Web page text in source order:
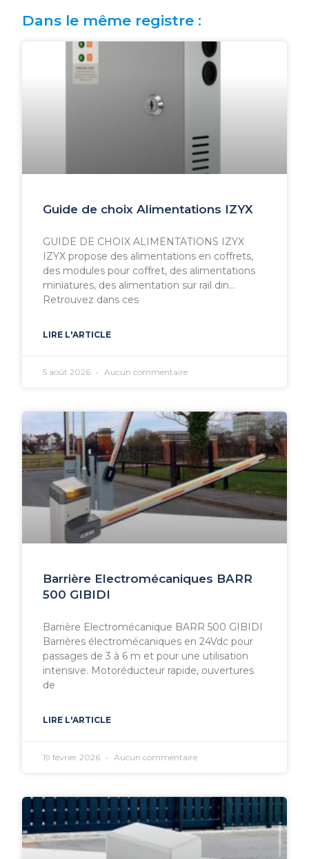
Dans le même registre :
Guide de choix Alimentations IZYX
GUIDE DE CHOIX ALIMENTATIONS IZYX
IZYX propose des alimentations en coffrets,
des modules pour coffret, des alimentations
miniatures, des alimentation sur rail din…
Retrouvez dans ces
LIRE L'ARTICLE
5 août 2026 Aucun commentaire
Barrière Electromécaniques BARR
500 GIBIDI
Barrière Electromécanique BARR 500 GIBIDI
Barrières électromécaniques en 24Vdc pour
passages de 3 à 6 m et pour une utilisation
intensive. Motoréducteur rapide, ouvertures
de
LIRE L'ARTICLE
19 février 2026 Aucun commentaire